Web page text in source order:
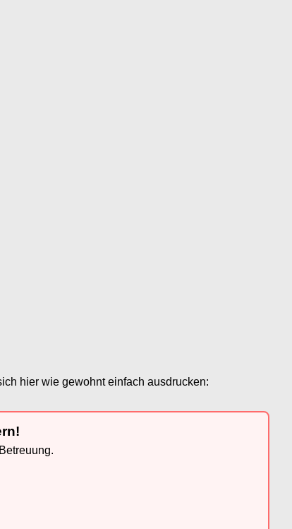
hier wie gewohnt einfach ausdrucken: